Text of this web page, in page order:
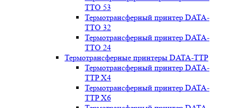
TTO 53
Термотрансферный принтер DATA-
TTO 32
Термотрансферный принтер DATA-
TTO 24
Термотрансферные принтеры DATA-TTP
Термотрансферный принтер DATA-
TTP Х4
Термотрансферный принтер DATA-
TTP Х6